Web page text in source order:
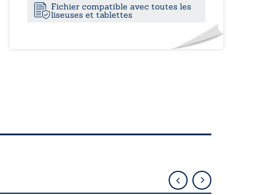
Fichier compatible avec toutes les
liseuses et tablettes